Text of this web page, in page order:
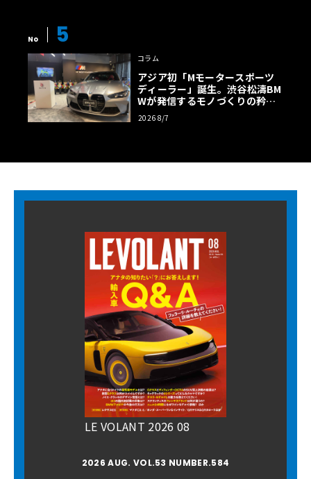
No 5
コラム
アジア初「Mモータースポーツ
ディーラー」誕生。渋谷松濤BM
Wが発信するモノづくりの矜持
【木下隆之コラム】
2026 8/7
LE VOLANT 2026 08
2026 AUG. VOL.53 NUMBER.584